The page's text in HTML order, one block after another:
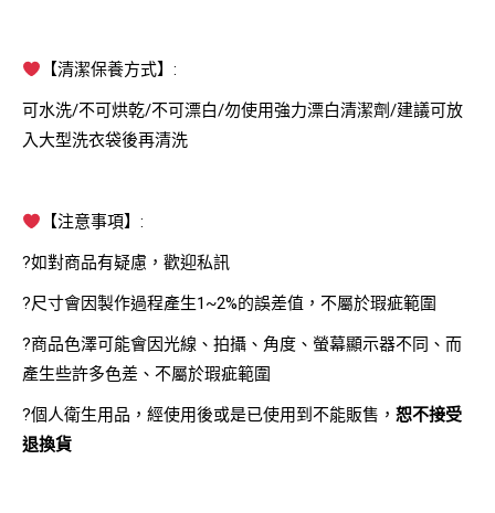
【清潔保養方式】:
可水洗/不可烘乾/不可漂白/勿使用強力漂白清潔劑/建議可放
入大型洗衣袋後再清洗
【注意事項】:
?如對商品有疑慮，歡迎私訊
?尺寸會因製作過程產生1~2%的誤差值，不屬於瑕疵範圍
?商品色澤可能會因光線、拍攝、角度、螢幕顯示器不同、而
產生些許多色差、不屬於瑕疵範圍
?個人衛生用品，經使用後或是已使用到不能販售， 恕不接受
退換貨